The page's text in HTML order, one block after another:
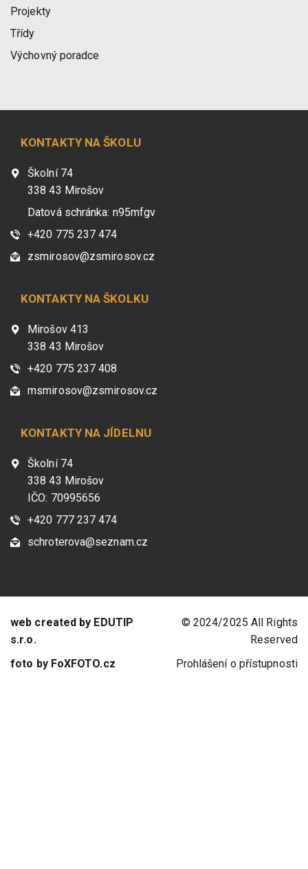
Projekty
Třídy
Výchovný poradce
KONTAKTY NA ŠKOLU
Školní 74
338 43 Mirošov
Datová schránka: n95mfgv
+420 775 237 474
zsmirosov@zsmirosov.cz
KONTAKTY NA ŠKOLKU
Mirošov 413
338 43 Mirošov
+420 775 237 408
msmirosov@zsmirosov.cz
KONTAKTY NA JÍDELNU
Školní 74
338 43 Mirošov
IČO: 70995656
+420 777 237 474
schroterova@seznam.cz
web created by EDUTIP
s.r.o.
foto by FoXFOTO.cz
© 2024/2025 All Rights
Reserved
Prohlášení o přístupnosti